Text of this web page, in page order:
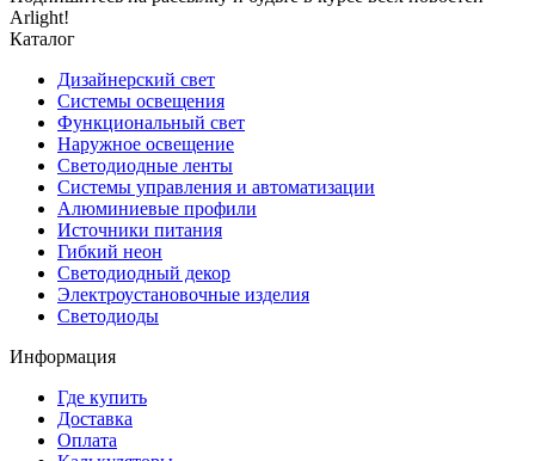
Arlight!
Каталог
Дизайнерский свет
Системы освещения
Функциональный свет
Наружное освещение
Светодиодные ленты
Системы управления и автоматизации
Алюминиевые профили
Источники питания
Гибкий неон
Светодиодный декор
Электроустановочные изделия
Светодиоды
Информация
Где купить
Доставка
Оплата